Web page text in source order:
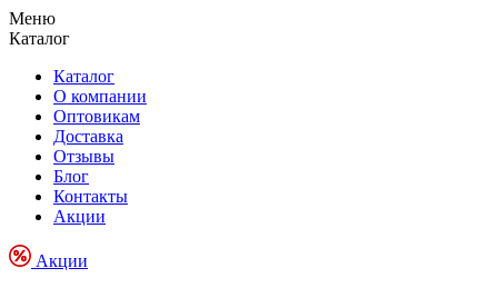
Меню
Каталог
Каталог
О компании
Оптовикам
Доставка
Отзывы
Блог
Контакты
Акции
Акции